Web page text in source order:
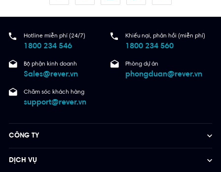
Hotline miễn phí (24/7)
1800 234 546
Khiếu nại, phản hồi (miễn phí)
1800 234 560
Bộ phận kinh doanh
Sales@rever.vn
Phòng dự án
phongduan@rever.vn
Chăm sóc khách hàng
support@rever.vn
CÔNG TY
DỊCH VỤ